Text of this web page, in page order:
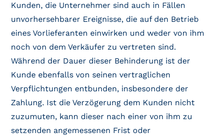
Kunden, die Unternehmer sind auch in Fällen
unvorhersehbarer Ereignisse, die auf den Betrieb
eines Vorlieferanten einwirken und weder von ihm
noch von dem Verkäufer zu vertreten sind.
Während der Dauer dieser Behinderung ist der
Kunde ebenfalls von seinen vertraglichen
Verpflichtungen entbunden, insbesondere der
Zahlung. Ist die Verzögerung dem Kunden nicht
zuzumuten, kann dieser nach einer von ihm zu
setzenden angemessenen Frist oder